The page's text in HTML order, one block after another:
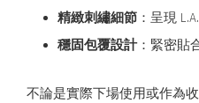
精緻刺繡細節 ：呈現
穩固包覆設計：緊密貼
不論是實際下場使用或作為收